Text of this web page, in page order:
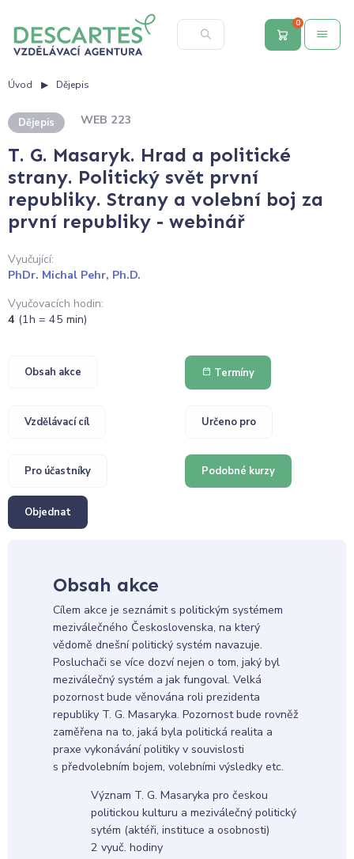
0
Úvod Dějepis
Dějepis WEB 223
T. G. Masaryk. Hrad a politické
strany. Politický svět první
republiky. Strany a volební boj za
první republiky - webinář
Vyučující:
PhDr. Michal Pehr, Ph.D.
Vyučovacích hodin:
4 (1h = 45 min)
Obsah akce Termíny
Vzdělávací cíl Určeno pro
Pro účastníky Podobné kurzy
Objednat
Obsah akce
Cílem akce je seznámit s politickým systémem
meziválečného Československa, na který
vědomě dnešní politický systém navazuje.
Posluchači se více dozví nejen o tom, jaký byl
meziválečný systém a jak fungoval. Velká
pozornost bude věnována roli prezidenta
republiky T. G. Masaryka. Pozornost bude rovněž
zaměřena na to, jaká byla politická realita a
praxe vykonávání politiky v souvislosti
s předvolebním bojem, volebními výsledky etc.
Význam T. G. Masaryka pro českou
politickou kulturu a meziválečný politický
sytém (aktéři, instituce a osobnosti)
2 vyuč. hodiny